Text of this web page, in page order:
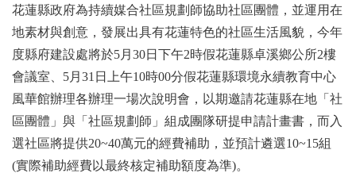
花蓮縣政府為持續媒合社區規劃師協助社區團體，並運用在
地素材與創意，發展出具有花蓮特色的社區生活風貌，今年
度縣府建設處將於5月30日下午2時假花蓮縣卓溪鄉公所2樓
會議室、5月31日上午10時00分假花蓮縣環境永續教育中心
風華館辦理各辦理一場次說明會，以期邀請花蓮縣在地「社
區團體」與「社區規劃師」組成團隊研提申請計畫書，而入
選社區將提供20~40萬元的經費補助，並預計遴選10~15組
(實際補助經費以最終核定補助額度為準)。